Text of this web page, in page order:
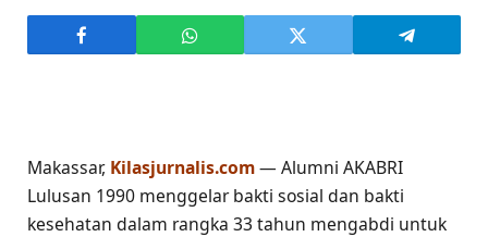
Makassar, Kilasjurnalis.com— Alumni AKABRI
Lulusan 1990 menggelar bakti sosial dan bakti
kesehatan dalam rangka 33 tahun mengabdi untuk